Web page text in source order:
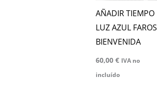
AÑADIR TIEMPO
LUZ AZUL FAROS
BIENVENIDA
60,00 € IVA no
incluído